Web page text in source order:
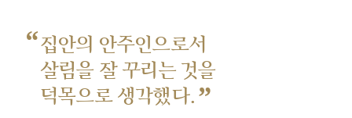
“집안의 안주인으로서
살림을 잘 꾸리는 것을
덕목으로 생각했다. ”